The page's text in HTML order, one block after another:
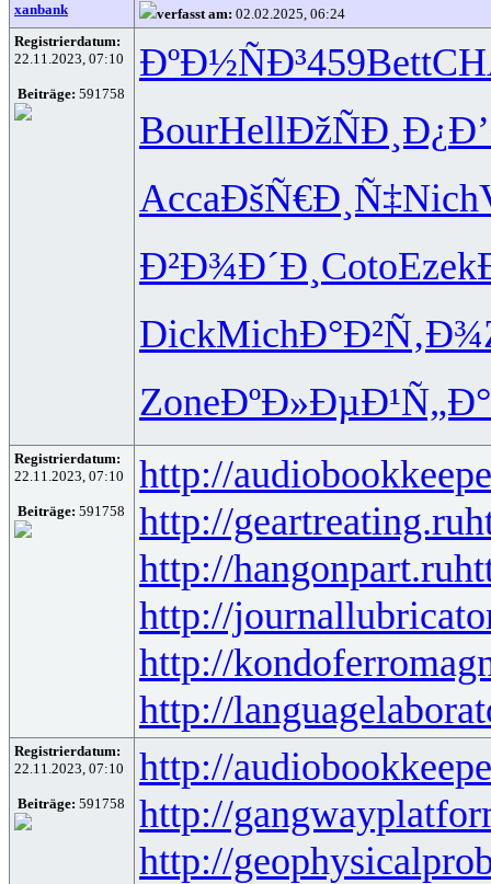
xanbank verfasst am: 02.02.2025, 06:24
Registrierdatum:
22.11.2023, 07:10
Beiträge: 591758
ÐºÐ½ÑÐ³459Bett
BourHellÐžÑÐ¸Ð¿
AccaÐšÑ€Ð¸Ñ‡Nich
Ð²Ð¾Ð´Ð¸ CotoEzek
DickMichÐ°Ð²Ñ‚Ð¾
ZoneÐºÐ»ÐµÐ¹
Registrierdatum:
22.11.2023, 07:10
Beiträge: 591758
http://
http://geartreating.ru
http://hangonpart.ru
http://
http://
http://
Registrierdatum:
22.11.2023, 07:10
Beiträge: 591758
http://
http://
http://